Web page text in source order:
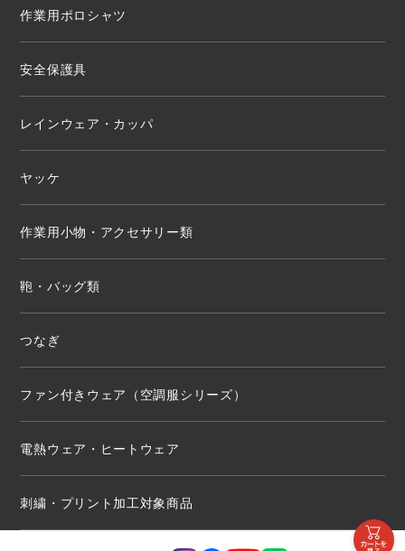
作業用ポロシャツ
安全保護具
レインウェア・カッパ
ヤッケ
作業用小物・アクセサリー類
鞄・バッグ類
つなぎ
ファン付きウェア（空調服シリーズ）
電熱ウェア・ヒートウェア
刺繍・プリント加工対象商品